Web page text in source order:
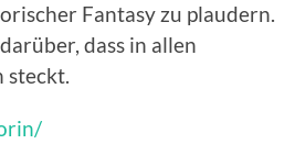
Fantasy zu plaudern.
dass in allen
steckt.